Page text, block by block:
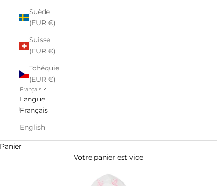
Suède
(EUR €)
Suisse
(EUR €)
Tchéquie
(EUR €)
Français
Langue
Français
English
Panier
Votre panier est vide